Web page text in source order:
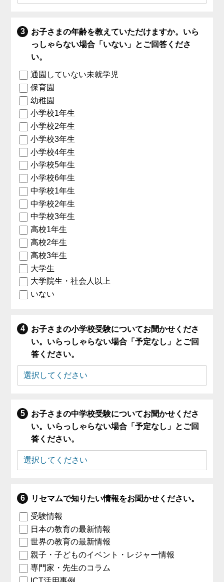
お子さまの年齢を教えていただけますか。いら
っしゃらない場合「いない」とご回答くださ
い。
通園していない未就学児
保育園
幼稚園
小学校1年生
小学校2年生
小学校3年生
小学校4年生
小学校5年生
小学校6年生
中学校1年生
中学校2年生
中学校3年生
高校1年生
高校2年生
高校3年生
大学生
大学院生・社会人以上
いない
お子さまの小学校受験についてお聞かせくださ
い。いらっしゃらない場合「予定なし」とご回
答ください。
お子さまの中学校受験についてお聞かせくださ
い。いらっしゃらない場合「予定なし」とご回
答ください。
リセマムで知りたい情報をお聞かせください。
受験情報
日本の教育の最新情報
世界の教育の最新情報
親子・子どものイベント・レジャー情報
専門家・先生のコラム